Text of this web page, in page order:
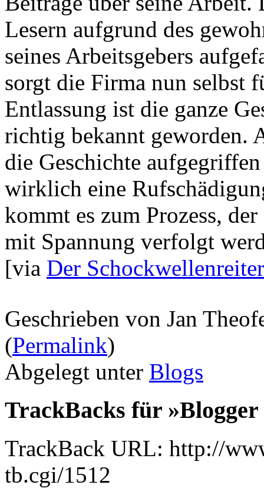
Lesern aufgrund des
seines Arbeitsgebers
sorgt die Firma nun selbst
Entlassung ist die ganze
richtig bekannt geworden.
die Geschichte
wirklich eine
kommt es zum Prozess,
mit Spannung verfolgt
[via Der Schockwellenreiter
Geschrieben von Jan
(Permalink)
Abgelegt unter Blogs
TrackBacks für
TrackBack URL: http://
tb.cgi/1512